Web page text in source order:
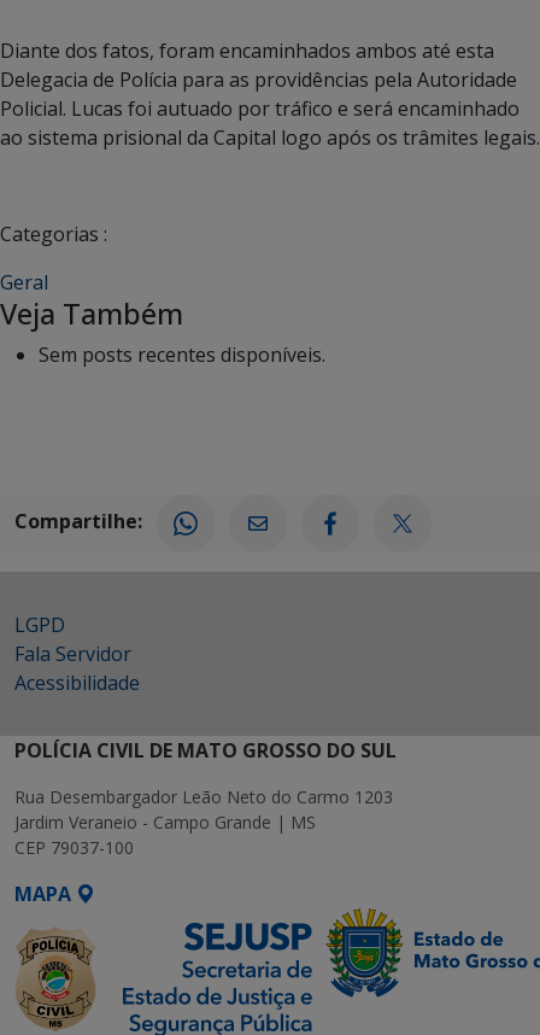
Diante dos fatos, foram encaminhados ambos até esta
Delegacia de Polícia para as providências pela Autoridade
Policial. Lucas foi autuado por tráfico e será encaminhado
ao sistema prisional da Capital logo após os trâmites legais.
Categorias :
Geral
Veja Também
Sem posts recentes disponíveis.
Compartilhe:
LGPD
Fala Servidor
Acessibilidade
POLÍCIA CIVIL DE MATO GROSSO DO SUL
Rua Desembargador Leão Neto do Carmo 1203
Jardim Veraneio - Campo Grande | MS
CEP 79037-100
MAPA